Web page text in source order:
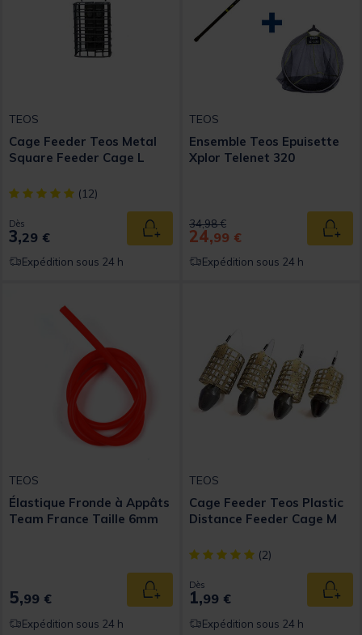
TEOS
Cage Feeder Teos Metal
Square Feeder Cage L
[object Object] out of 5 Customer Rating
(12)
Dès
3,29 € Ajouter au panier
Expédition sous 24 h
TEOS
Ensemble Teos Epuisette
Xplor Telenet 320
Price reduced from
34,98 €to
24,99 €
Expédition sous 24 h
TEOS
Élastique Fronde à Appâts
Team France Taille 6mm
5,99 € Ajouter au panier
Expédition sous 24 h
TEOS
Cage Feeder Teos Plastic
Distance Feeder Cage M
[object Object] out of 5
(2)
Dès
1,99 €
Expédition sous 24 h